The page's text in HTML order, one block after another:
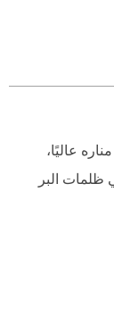
عاليًا،
ظلمات البر